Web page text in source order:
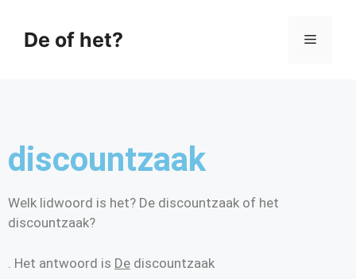
De of het?
discountzaak
Welk lidwoord is het? De discountzaak of het
discountzaak?
. Het antwoord is De discountzaak